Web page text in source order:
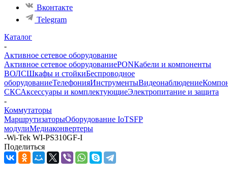
Вконтакте
Telegram
Каталог
-
Активное сетевое оборудование
Активное сетевое оборудованиеPONКабели и компоненты
ВОЛСШкафы и стойкиБеспроводное
оборудованиеТелефонияИнструментыВидеонаблюдение
СКСАксессуары и комплектующиеЭлектропитание и защита
-
Коммутаторы
МаршрутизаторыОборудование IoTSFP
модулиМедиаконвертеры
-Wi-Tek WI-PS310GF-I
Поделиться